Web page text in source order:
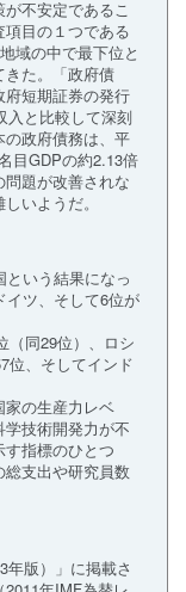
不安定であるこ
目の１つである
域の中で最下位と
きた。「政府債
短期証券の発行
入と比較して深刻
の政府債務は、平
目GDPの約2.13倍
題が改善されな
いようだ。
いう結果になっ
イツ、そして6位が
（同29位）、ロシ
位、そしてインド
の生産力レベ
技術開発力が不
指標のひとつ
支出や研究員数
版）」に掲載さ